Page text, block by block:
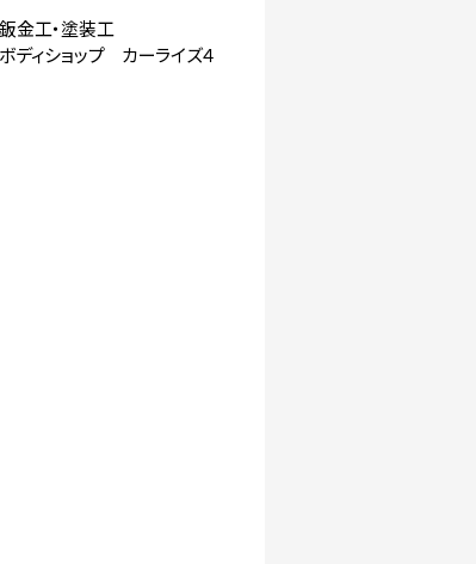
鈑金工・塗装工
ボディショップ カーライズ４